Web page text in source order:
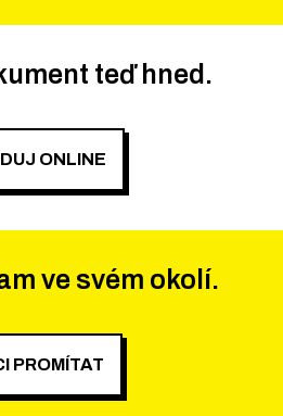
teď hned.
ONLINE
ve svém okolí.
PROMÍTAT